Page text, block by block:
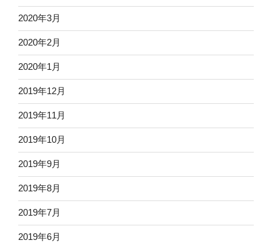
2020年3月
2020年2月
2020年1月
2019年12月
2019年11月
2019年10月
2019年9月
2019年8月
2019年7月
2019年6月